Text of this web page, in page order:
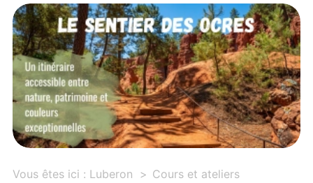
Vous êtes ici : Luberon
Cours et ateliers